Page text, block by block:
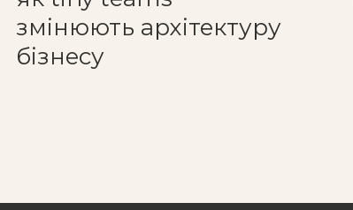
змінюють архітектуру
бізнесу